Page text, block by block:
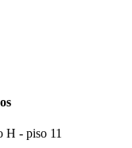
H - piso 11